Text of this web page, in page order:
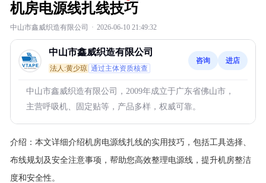
机房电源线扎线技巧
中山市鑫威织造有限公司 · 2026-06-10 21:49:32
中山市鑫威织造有限公司
法人:黄少琼 通过主体资质核查
咨询 进店
中山市鑫威织造有限公司，2009年成立于广东省佛山市，
主营呼吸机、固定贴等，产品多样，权威可靠。
介绍： 本文详细介绍机房电源线扎线的实用技巧，包括工具选择、
布线规划及安全注意事项，帮助您高效整理电源线，提升机房整洁
度和安全性。